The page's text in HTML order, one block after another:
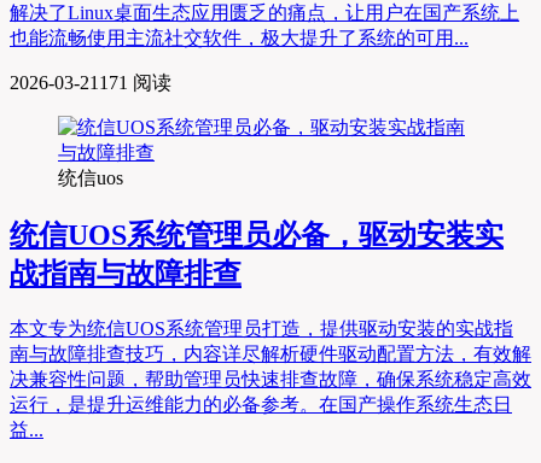
解决了Linux桌面生态应用匮乏的痛点，让用户在国产系统上
也能流畅使用主流社交软件，极大提升了系统的可用...
2026-03-21171 阅读
统信uos
统信UOS系统管理员必备，驱动安装实
战指南与故障排查
本文专为统信UOS系统管理员打造，提供驱动安装的实战指
南与故障排查技巧，内容详尽解析硬件驱动配置方法，有效解
决兼容性问题，帮助管理员快速排查故障，确保系统稳定高效
运行，是提升运维能力的必备参考。在国产操作系统生态日
益...